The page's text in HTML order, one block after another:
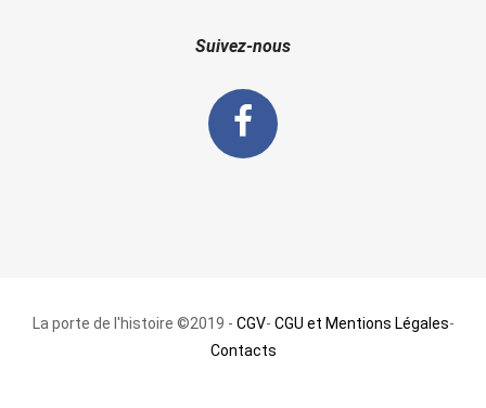
Suivez-nous
La porte de l'histoire ©2019 - CGV- CGU et Mentions Légales-
Contacts